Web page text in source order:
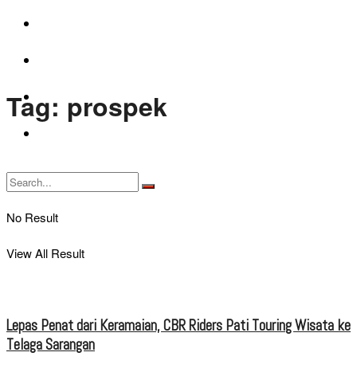
No Result
View All Result
Tag: prospek
Lepas Penat dari Keramaian, CBR Riders Pati Touring Wisata ke
Telaga Sarangan